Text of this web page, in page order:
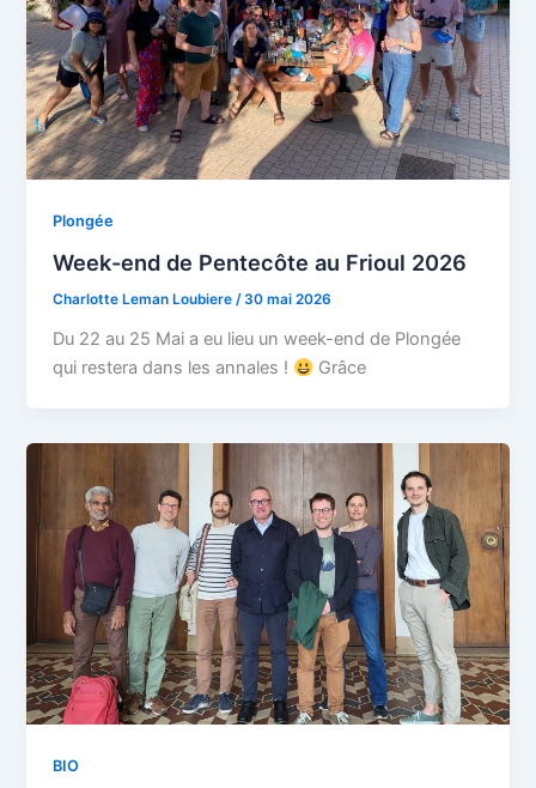
Plongée
Week-end de Pentecôte au Frioul 2026
Charlotte Leman Loubiere/30 mai 2026
Du 22 au 25 Mai a eu lieu un week-end de Plongée
qui restera dans les annales !
Grâce
BIO